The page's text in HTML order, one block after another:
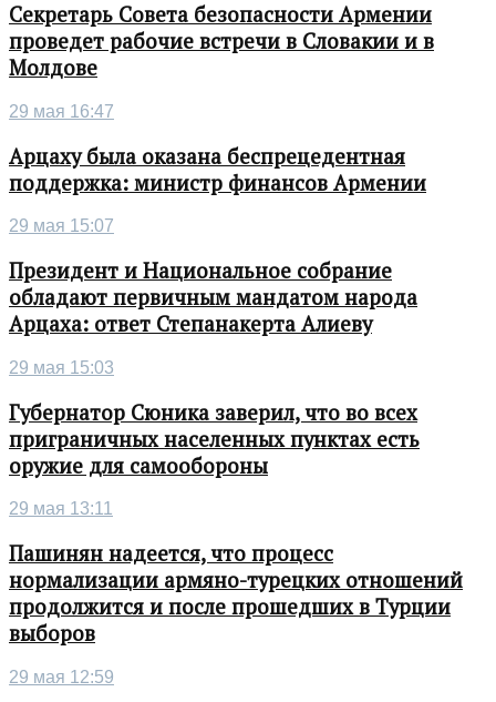
Секретарь Совета безопасности Армении
проведет рабочие встречи в Словакии и в
Молдове
29 мая 16:47
Арцаху была оказана беспрецедентная
поддержка: министр финансов Армении
29 мая 15:07
Президент и Национальное собрание
обладают первичным мандатом народа
Арцаха: ответ Степанакерта Алиеву
29 мая 15:03
Губернатор Сюника заверил, что во всех
приграничных населенных пунктах есть
оружие для самообороны
29 мая 13:11
Пашинян надеется, что процесс
нормализации армяно-турецких отношений
продолжится и после прошедших в Турции
выборов
29 мая 12:59